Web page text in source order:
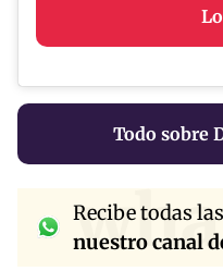
Todo sobre
Recibe todas
nuestro canal